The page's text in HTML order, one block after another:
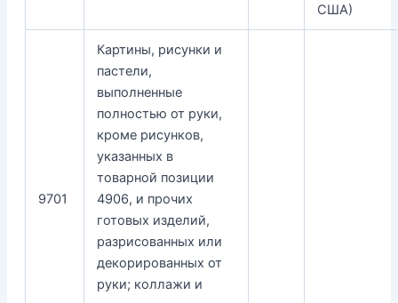
США)
9701
Картины, рисунки и
пастели,
выполненные
полностью от руки,
кроме рисунков,
указанных в
товарной позиции
4906, и прочих
готовых изделий,
разрисованных или
декорированных от
руки; коллажи и